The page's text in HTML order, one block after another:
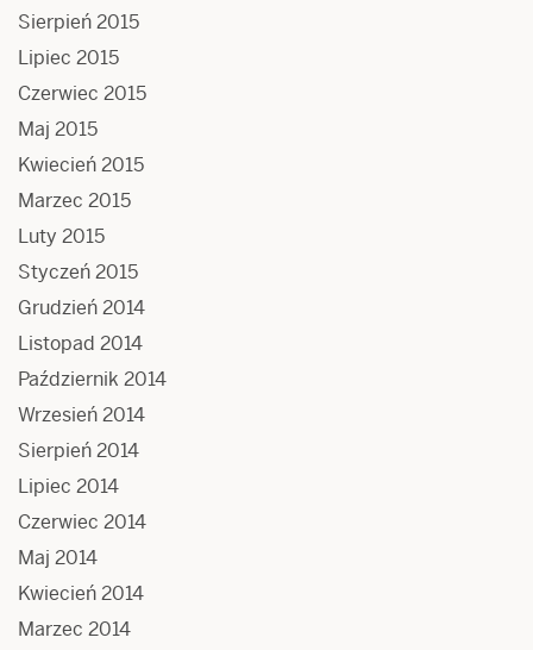
Sierpień 2015
Lipiec 2015
Czerwiec 2015
Maj 2015
Kwiecień 2015
Marzec 2015
Luty 2015
Styczeń 2015
Grudzień 2014
Listopad 2014
Październik 2014
Wrzesień 2014
Sierpień 2014
Lipiec 2014
Czerwiec 2014
Maj 2014
Kwiecień 2014
Marzec 2014